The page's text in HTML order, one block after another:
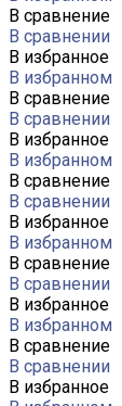
В сравнение
В сравнении
В избранное
В избранном
В сравнение
В сравнении
В избранное
В избранном
В сравнение
В сравнении
В избранное
В избранном
В сравнение
В сравнении
В избранное
В избранном
В сравнение
В сравнении
В избранное